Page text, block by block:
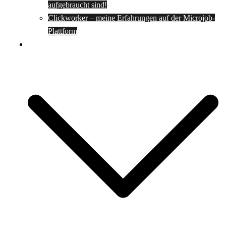
aufgebraucht sind!
Clickworker – meine Erfahrungen auf der Microjob-
Plattform